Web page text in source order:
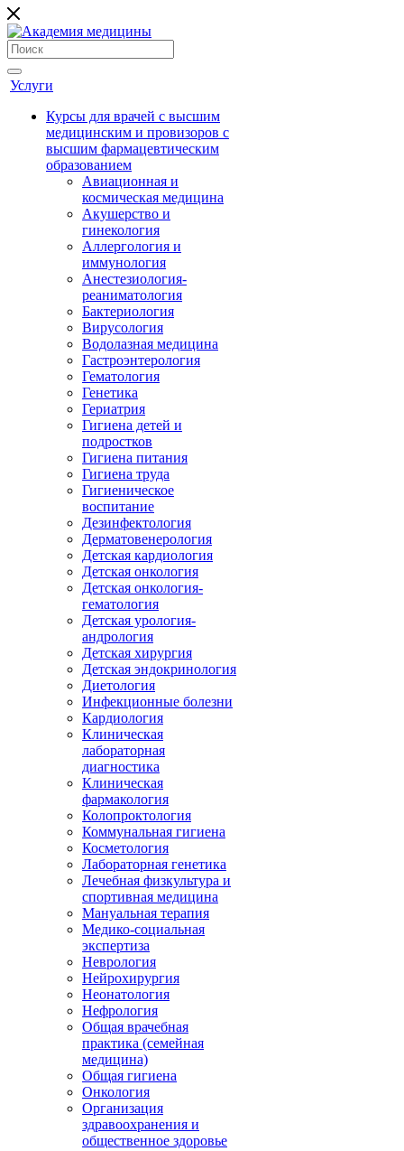
Услуги
Курсы для врачей с высшим
медицинским и провизоров с
высшим фармацевтическим
образованием
Авиационная и
космическая медицина
Акушерство и
гинекология
Аллергология и
иммунология
Анестезиология-
реаниматология
Бактериология
Вирусология
Водолазная медицина
Гастроэнтерология
Гематология
Генетика
Гериатрия
Гигиена детей и
подростков
Гигиена питания
Гигиена труда
Гигиеническое
воспитание
Дезинфектология
Дерматовенерология
Детская кардиология
Детская онкология
Детская онкология-
гематология
Детская урология-
андрология
Детская хирургия
Детская эндокринология
Диетология
Инфекционные болезни
Кардиология
Клиническая
лабораторная
диагностика
Клиническая
фармакология
Колопроктология
Коммунальная гигиена
Косметология
Лабораторная генетика
Лечебная физкультура и
спортивная медицина
Мануальная терапия
Медико-социальная
экспертиза
Неврология
Нейрохирургия
Неонатология
Нефрология
Общая врачебная
практика (семейная
медицина)
Общая гигиена
Онкология
Организация
здравоохранения и
общественное здоровье